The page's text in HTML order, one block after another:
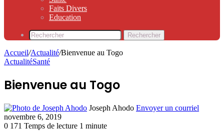
Faits Divers
Education
Rechercher
Accueil/Actualité/Bienvenue au Togo
ActualitéSanté
Bienvenue au Togo
Joseph Ahodo Envoyer un courriel
novembre 6, 2019
0 171 Temps de lecture 1 minute